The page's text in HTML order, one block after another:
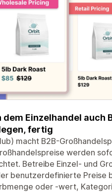
Einzelhandel auch
fertig
macht B2B-
werden
Betreibe Einzel- und
benutzerdefinierte Preise
oder -wert,